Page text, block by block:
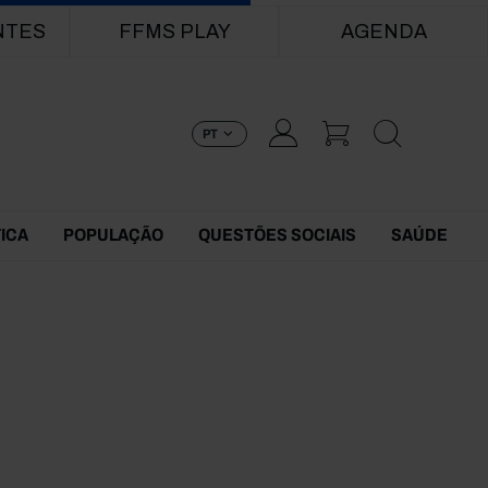
FFMS PLAY AGENDA
PT
POPULAÇÃO QUESTÕES SOCIAIS SAÚDE